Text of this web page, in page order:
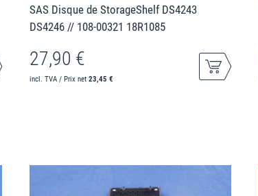
SAS Disque de StorageShelf DS4243
DS4246 // 108-00321 18R1085
27,90 €
incl. TVA / Prix net23,45 €